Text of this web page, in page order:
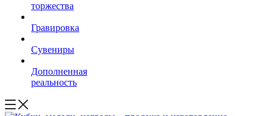
торжества
Гравировка
Сувениры
Дополненная
реальность